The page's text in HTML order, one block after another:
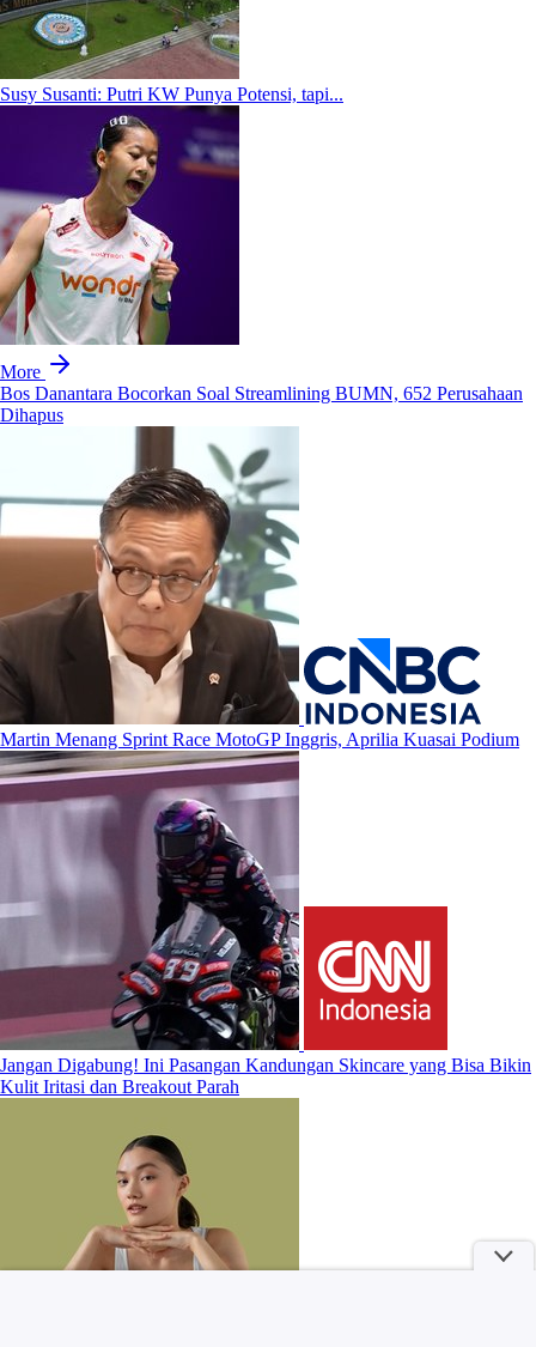
Susy Susanti: Putri KW Punya Potensi, tapi...
More
Bos Danantara Bocorkan Soal Streamlining BUMN, 652 Perusahaan
Dihapus
Martin Menang Sprint Race MotoGP Inggris, Aprilia Kuasai Podium
Jangan Digabung! Ini Pasangan Kandungan Skincare yang Bisa Bikin
Kulit Iritasi dan Breakout Parah